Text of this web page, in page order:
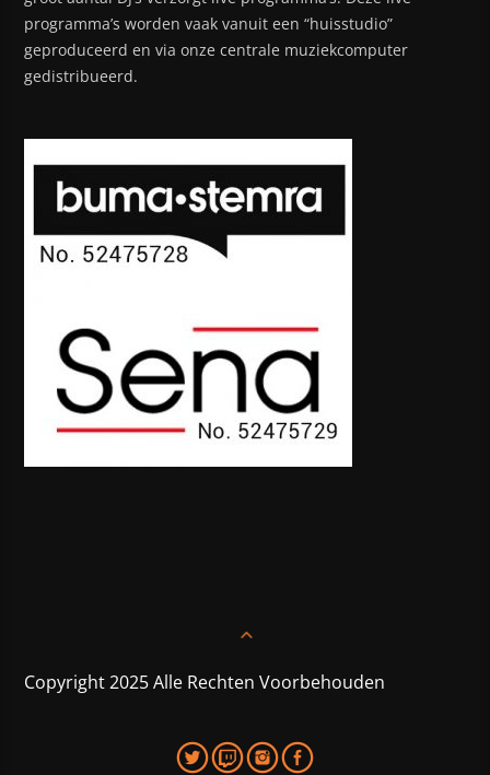
programma’s worden vaak vanuit een “huisstudio”
geproduceerd en via onze centrale muziekcomputer
gedistribueerd.
Copyright 2025 Alle Rechten Voorbehouden